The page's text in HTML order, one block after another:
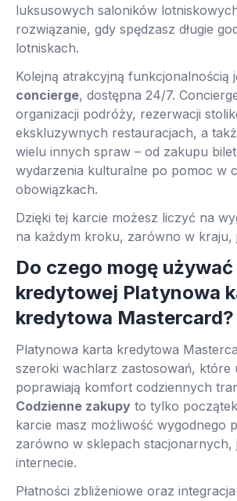
luksusowych saloników
rozwiązanie, gdy spędzasz długie
lotniskach.
Kolejną atrakcyjną funkcjonalnością
concierge, dostępna 24/7.
organizacji podróży, rezerwacji
ekskluzywnych restauracjach, a
wielu innych spraw – od zakupu
wydarzenia kulturalne po pomoc w
obowiązkach.
Dzięki tej karcie możesz liczyć na
na każdym kroku, zarówno w kraju,
Do czego mogę
kredytowej Platynowa
kredytowa Mastercard?
Platynowa karta kredytowa
szeroki wachlarz zastosowań, które
poprawiają komfort codziennych
Codzienne zakupy to tylko
karcie masz możliwość wygodnego
zarówno w sklepach stacjonarnych,
internecie.
Płatności zbliżeniowe oraz